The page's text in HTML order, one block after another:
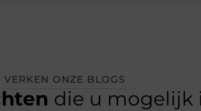
VERKEN ONZE BLOGS
die u mogelijk